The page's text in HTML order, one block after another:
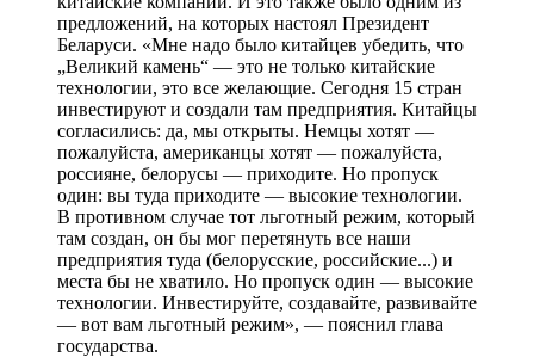
предложений, на которых настоял Президент
Беларуси. «Мне надо было китайцев убедить, что
„Великий камень“ — это не только китайские
технологии, это все желающие. Сегодня 15 стран
инвестируют и создали там предприятия. Китайцы
согласились: да, мы открыты. Немцы хотят —
пожалуйста, американцы хотят — пожалуйста,
россияне, белорусы — приходите. Но пропуск
один: вы туда приходите — высокие технологии.
В противном случае тот льготный режим, который
там создан, он бы мог перетянуть все наши
предприятия туда (белорусские, российские...) и
места бы не хватило. Но пропуск один — высокие
технологии. Инвестируйте, создавайте, развивайте
— вот вам льготный режим», — пояснил глава
государства.